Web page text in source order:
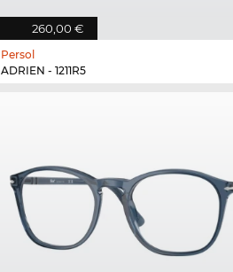
260,00 €
Persol
ADRIEN - 1211R5